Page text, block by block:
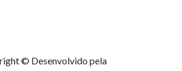
© Desenvolvido pela